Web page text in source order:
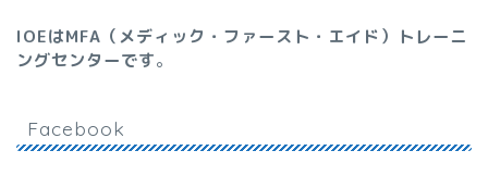
IOEはMFA（メディック・ファースト・エイド）トレーニ
ングセンターです。
Facebook